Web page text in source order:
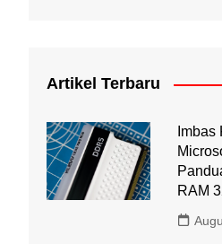
Artikel Terbaru
Imbas
RAM